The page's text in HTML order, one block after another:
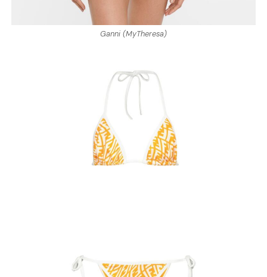
Ganni (MyTheresa)